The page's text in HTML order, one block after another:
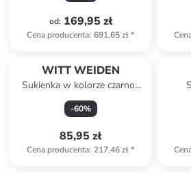
od: 169,95 zł
Cena producenta: 691,65 zł*
WITT WEIDEN
Sukienka w kolorze czarno-
pomarańczowym
-60%
85,95 zł
Cena producenta: 217,46 zł*